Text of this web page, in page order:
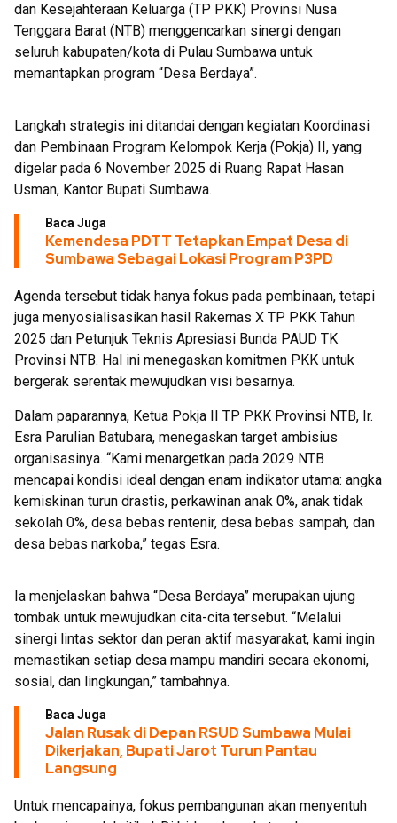
dan Kesejahteraan Keluarga (TP PKK) Provinsi Nusa
Tenggara Barat (NTB) menggencarkan sinergi dengan
seluruh kabupaten/kota di Pulau Sumbawa untuk
memantapkan program “Desa Berdaya”.
Langkah strategis ini ditandai dengan kegiatan Koordinasi
dan Pembinaan Program Kelompok Kerja (Pokja) II, yang
digelar pada 6 November 2025 di Ruang Rapat Hasan
Usman, Kantor Bupati Sumbawa.
Baca Juga
Kemendesa PDTT Tetapkan Empat Desa di
Sumbawa Sebagai Lokasi Program P3PD
Agenda tersebut tidak hanya fokus pada pembinaan, tetapi
juga menyosialisasikan hasil Rakernas X TP PKK Tahun
2025 dan Petunjuk Teknis Apresiasi Bunda PAUD TK
Provinsi NTB. Hal ini menegaskan komitmen PKK untuk
bergerak serentak mewujudkan visi besarnya.
Dalam paparannya, Ketua Pokja II TP PKK Provinsi NTB, Ir.
Esra Parulian Batubara, menegaskan target ambisius
organisasinya. “Kami menargetkan pada 2029 NTB
mencapai kondisi ideal dengan enam indikator utama: angka
kemiskinan turun drastis, perkawinan anak 0%, anak tidak
sekolah 0%, desa bebas rentenir, desa bebas sampah, dan
desa bebas narkoba,” tegas Esra.
Ia menjelaskan bahwa “Desa Berdaya” merupakan ujung
tombak untuk mewujudkan cita-cita tersebut. “Melalui
sinergi lintas sektor dan peran aktif masyarakat, kami ingin
memastikan setiap desa mampu mandiri secara ekonomi,
sosial, dan lingkungan,” tambahnya.
Baca Juga
Jalan Rusak di Depan RSUD Sumbawa Mulai
Dikerjakan, Bupati Jarot Turun Pantau
Langsung
Untuk mencapainya, fokus pembangunan akan menyentuh